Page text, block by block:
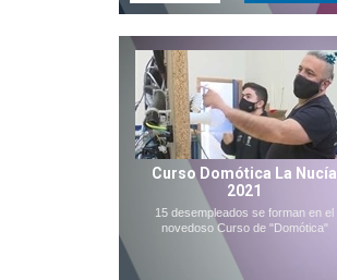
Curso Domótica La Nucía
2021
15 desempleados se forman en el
novedoso Curso de "Domótica"